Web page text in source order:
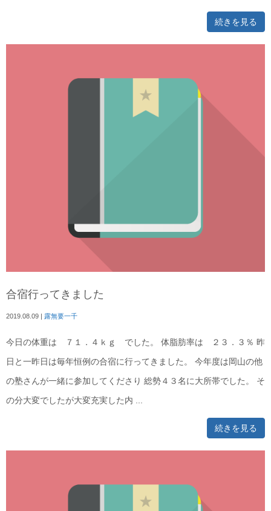
続きを見る
合宿行ってきました
2019.08.09 露無要一千
今日の体重は ７１．４ｋｇ でした。 体脂肪率は ２３．３％ 昨
日と一昨日は毎年恒例の合宿に行ってきました。 今年度は岡山の他
の塾さんが一緒に参加してくださり 総勢４３名に大所帯でした。 そ
の分大変でしたが大変充実した内 ...
続きを見る